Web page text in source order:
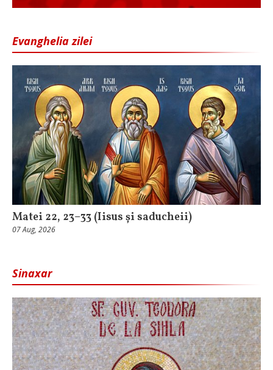
Evanghelia zilei
Matei 22, 23–33 (Iisus și saducheii)
07 Aug, 2026
Sinaxar